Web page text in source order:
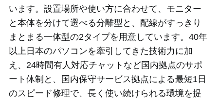
います。設置場所や使い方に合わせて、モニター
と本体を分けて選べる分離型と、配線がすっきり
まとまる一体型の2タイプを用意しています。40年
以上日本のパソコンを牽引してきた技術力に加
え、24時間有人対応チャットなど国内拠点のサポ
ート体制と、国内保守サービス拠点による最短1日
のスピード修理で、長く使い続けられる環境を提